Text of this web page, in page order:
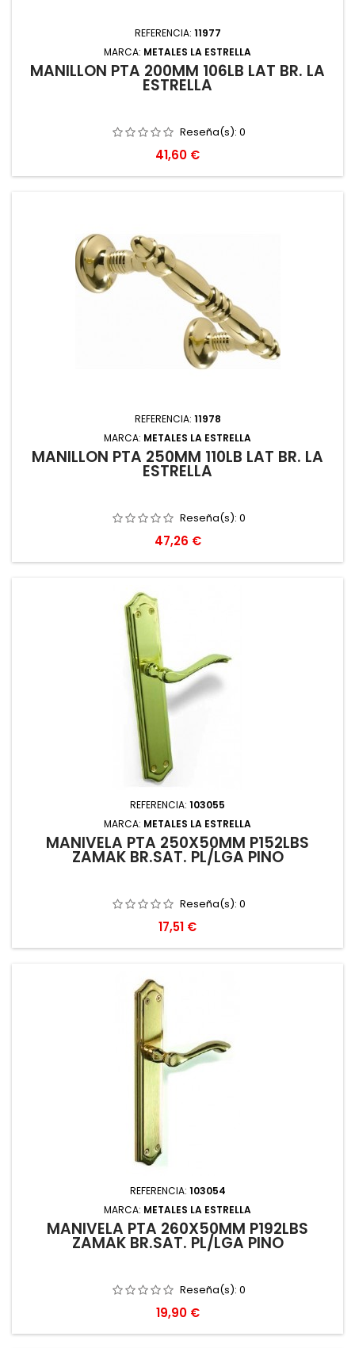
REFERENCIA: 11977
MARCA: METALES LA ESTRELLA
MANILLON PTA 200MM 106LB LAT BR. LA
ESTRELLA
Reseña(s): 0
Precio
41,60 €
REFERENCIA: 11978
MARCA: METALES LA ESTRELLA
MANILLON PTA 250MM 110LB LAT BR. LA
ESTRELLA
Reseña(s): 0
Precio
47,26 €
REFERENCIA: 103055
MARCA: METALES LA ESTRELLA
MANIVELA PTA 250X50MM P152LBS
ZAMAK BR.SAT. PL/LGA PINO
Reseña(s): 0
Precio
17,51 €
REFERENCIA: 103054
MARCA: METALES LA ESTRELLA
MANIVELA PTA 260X50MM P192LBS
ZAMAK BR.SAT. PL/LGA PINO
Reseña(s): 0
Precio
19,90 €